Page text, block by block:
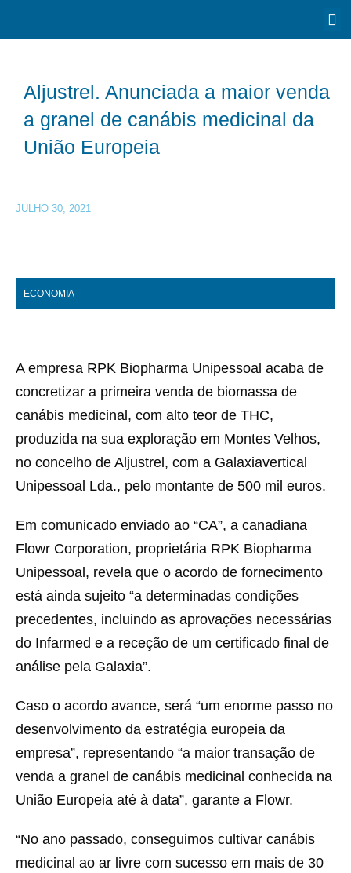
Aljustrel. Anunciada a maior venda
a granel de canábis medicinal da
União Europeia
JULHO 30, 2021
ECONOMIA
A empresa RPK Biopharma Unipessoal acaba de
concretizar a primeira venda de biomassa de
canábis medicinal, com alto teor de THC,
produzida na sua exploração em Montes Velhos,
no concelho de Aljustrel, com a Galaxiavertical
Unipessoal Lda., pelo montante de 500 mil euros.
Em comunicado enviado ao “CA”, a canadiana
Flowr Corporation, proprietária RPK Biopharma
Unipessoal, revela que o acordo de fornecimento
está ainda sujeito “a determinadas condições
precedentes, incluindo as aprovações necessárias
do Infarmed e a receção de um certificado final de
análise pela Galaxia”.
Caso o acordo avance, será “um enorme passo no
desenvolvimento da estratégia europeia da
empresa”, representando “a maior transação de
venda a granel de canábis medicinal conhecida na
União Europeia até à data”, garante a Flowr.
“No ano passado, conseguimos cultivar canábis
medicinal ao ar livre com sucesso em mais de 30